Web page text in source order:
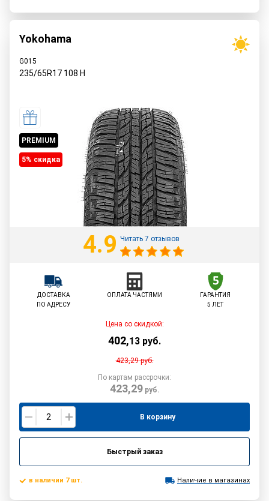
Yokohama
G015
235/65R17 108 H
PREMIUM
5% cкидка
4.9 Читать 7 отзывов
ДОСТАВКА
ПО АДРЕСУ
ОПЛАТА ЧАСТЯМИ
ГАРАНТИЯ
5 ЛЕТ
Цена со скидкой:
402,13 руб.
423,29руб.
По картам рассрочки:
423,29руб.
В корзину
Быстрый заказ
в наличии 7 шт. Наличие в магазинах